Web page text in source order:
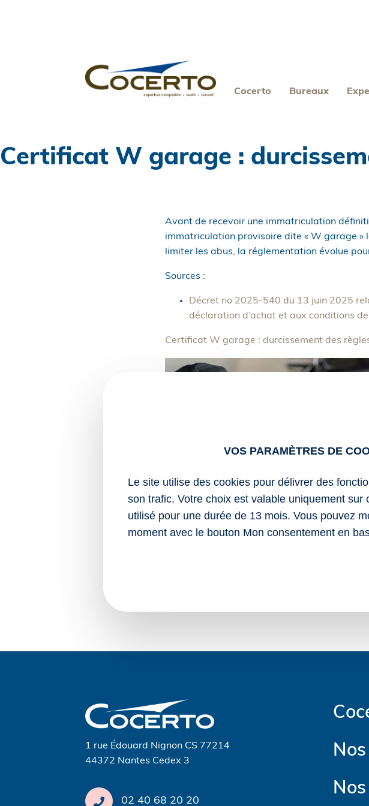
Cocerto Bureaux
Certificat W garage :
Avant de recevoir une immatriculation
immatriculation provisoire dite « W garage »
limiter les abus, la réglementation évolue
Sources :
Décret no 2025-540 du 13 juin 2025
déclaration d’achat et aux conditions
Certificat W garage : durcissement des
1 rue Édouard Nignon CS 77214
44372 Nantes Cedex 3
02 40 68 20 20
VOS PARAMÈTRES DE
Le site utilise des cookies pour délivrer des
son trafic. Votre choix est valable uniquement sur
utilisé pour une durée de 13 mois. Vous pouvez
moment avec le bouton Mon consentement en